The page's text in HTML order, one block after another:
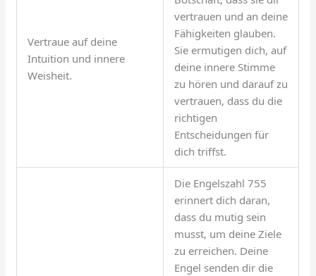
Vertraue auf deine
Intuition und innere
Weisheit.
vertrauen und an deine
Fähigkeiten glauben.
Sie ermutigen dich, auf
deine innere Stimme
zu hören und darauf zu
vertrauen, dass du die
richtigen
Entscheidungen für
dich triffst.
Die Engelszahl 755
erinnert dich daran,
dass du mutig sein
musst, um deine Ziele
zu erreichen. Deine
Engel senden dir die